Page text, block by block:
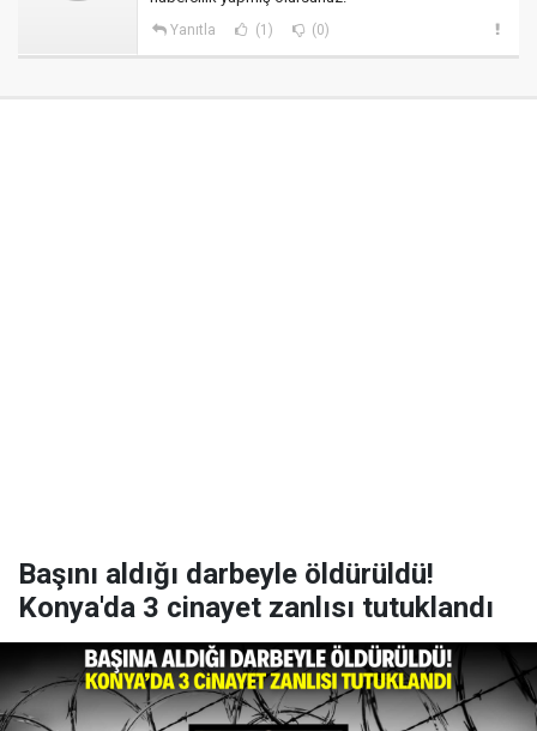
Yanıtla (1) (0)
Başını aldığı darbeyle öldürüldü!
Konya'da 3 cinayet zanlısı tutuklandı